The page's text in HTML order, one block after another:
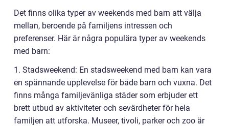
Det finns olika typer av weekends med barn att välja
mellan, beroende på familjens intressen och
preferenser. Här är några populära typer av weekends
med barn:
1. Stadsweekend: En stadsweekend med barn kan vara
en spännande upplevelse för både barn och vuxna. Det
finns många familjevänliga städer som erbjuder ett
brett utbud av aktiviteter och sevärdheter för hela
familjen att utforska. Museer, tivoli, parker och zoo är